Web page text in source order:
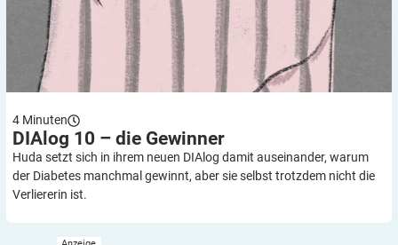
4 Minuten
DIAlog 10 – die Gewinner
Huda setzt sich in ihrem neuen DIAlog damit auseinander, warum
der Diabetes manchmal gewinnt, aber sie selbst trotzdem nicht die
Verliererin ist.